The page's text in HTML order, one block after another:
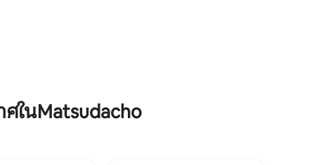
ช้งาน
ยสำหรับ
ว่าจะวิ่งหนีไป ห้องพักมีหน้าจอขนาดใหญ่
90 นิ้วให้คุณเพลิดเพลินไปกับ Prime Video,
ในMatsudacho